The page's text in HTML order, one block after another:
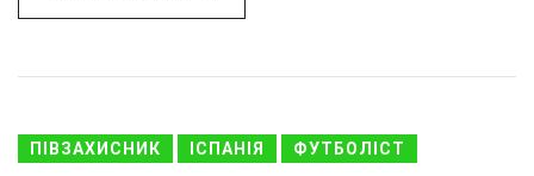
ПІВЗАХИСНИК ІСПАНІЯ ФУТБОЛІСТ